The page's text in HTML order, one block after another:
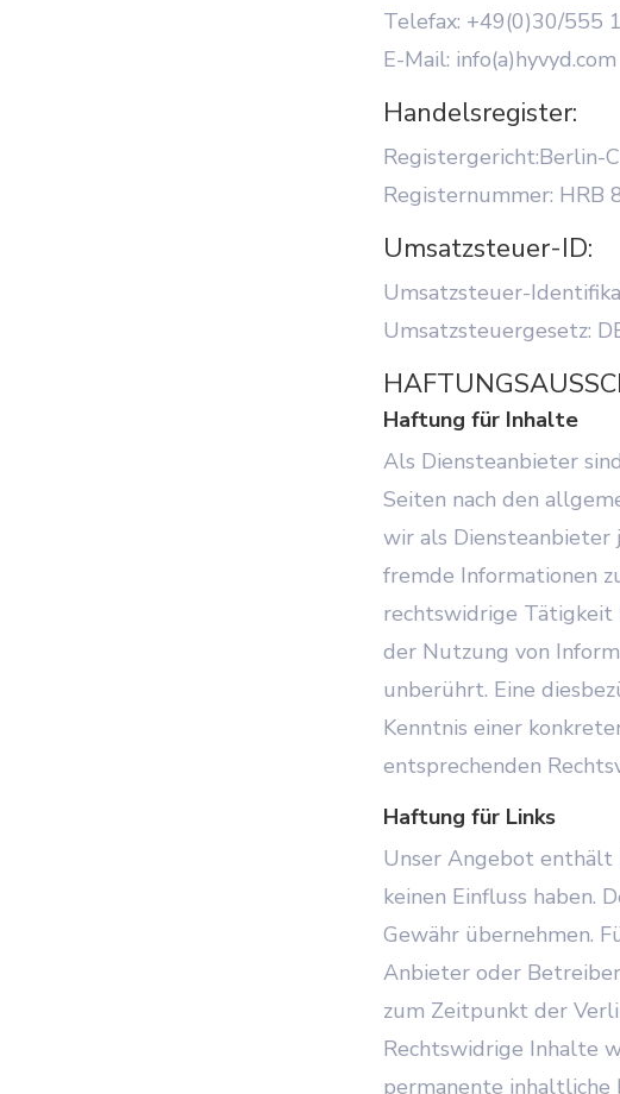
Telefax: +49(0)30/555
E-Mail: info(a)hyvyd.com
Handelsregister:
Registergericht:Berlin-
Registernummer: HRB
Umsatzsteuer-ID:
Umsatzsteuer-
Umsatzsteuergesetz:
Haftung für Inhalte
Als Diensteanbieter
Seiten nach den
wir als
fremde Informationen
rechtswidrige Tätigkeit
der Nutzung von
unberührt. Eine
Kenntnis einer
entsprechenden
Haftung für Links
Unser Angebot enthält
keinen Einfluss haben.
Gewähr übernehmen.
Anbieter oder
zum Zeitpunkt der
Rechtswidrige Inhalte
permanente